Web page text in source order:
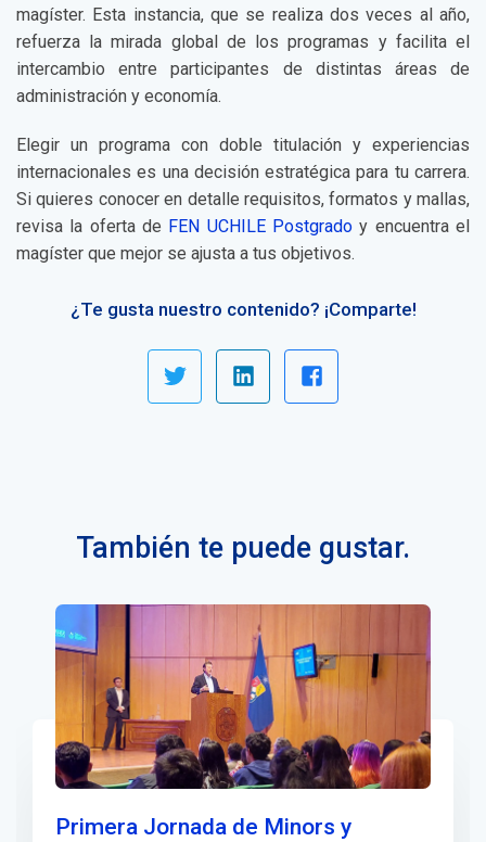
magíster. Esta instancia, que se realiza dos veces al año,
refuerza la mirada global de los programas y facilita el
intercambio entre participantes de distintas áreas de
administración y economía.
Elegir un programa con doble titulación y experiencias
internacionales es una decisión estratégica para tu carrera.
Si quieres conocer en detalle requisitos, formatos y mallas,
revisa la oferta de FEN UCHILE Postgrado y encuentra el
magíster que mejor se ajusta a tus objetivos.
¿Te gusta nuestro contenido? ¡Comparte!
También te puede gustar.
Primera Jornada de Minors y